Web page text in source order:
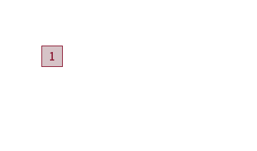
1